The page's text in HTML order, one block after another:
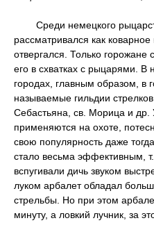
Среди немецкого
рассматривался как
отвергался. Только горожане
его в схватках с рыцарями. В
городах, главным образом, в
называемые гильдии
Себастьяна, св. Морица и
применяются на охоте,
свою популярность даже
стало весьма эффективным,
вспугивали дичь звуком
луком арбалет обладал
стрельбы. Но при этом
минуту, а ловкий лучник, за